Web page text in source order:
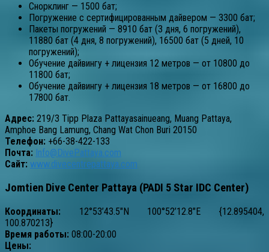
Снорклинг — 1500 бат;
Погружение с сертифицированным дайвером — 3300 бат;
Пакеты погружений — 8910 бат (3 дня, 6 погружений),
11880 бат (4 дня, 8 погружений), 16500 бат (5 дней, 10
погружений);
Обучение дайвингу + лицензия 12 метров — от 10800 до
11800 бат;
Обучение дайвингу + лицензия 18 метров — от 16800 до
17800 бат.
Адрес: 219/3 Tipp Plaza Pattayasainueang, Muang Pattaya,
Amphoe Bang Lamung, Chang Wat Chon Buri 20150
Телефон: +66-38-422-133
Почта: Info@DivePattaya.com
Сайт: www.divecentrepattaya.com
Jomtien Dive Center Pattaya (PADI 5 Star IDC Center)
Координаты: 12°53’43.5″N 100°52’12.8″E {12.895404,
100.870213}
Время работы: 08:00-20:00
Цены: